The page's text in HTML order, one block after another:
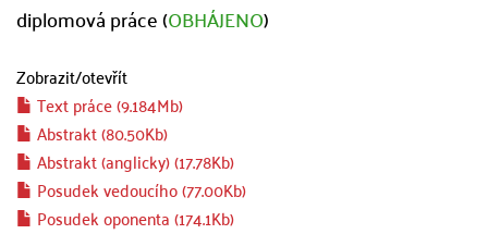
diplomová práce (OBHÁJENO)
Zobrazit/otevřít
Text práce (9.184Mb)
Abstrakt (80.50Kb)
Abstrakt (anglicky) (17.78Kb)
Posudek vedoucího (77.00Kb)
Posudek oponenta (174.1Kb)